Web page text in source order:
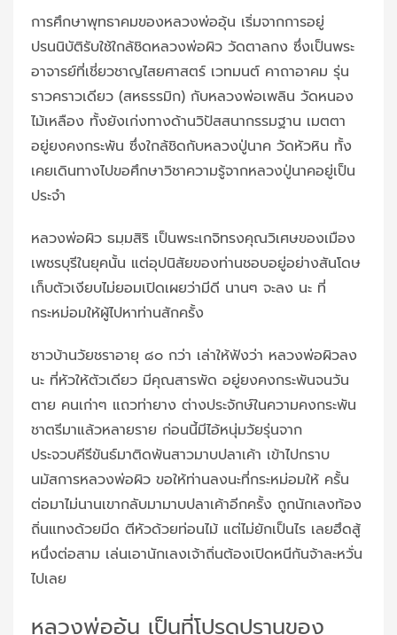
การศึกษาพุทธาคมของหลวงพ่ออุ้น เริ่มจากการอยู่
ปรนนิบัติรับใช้ใกล้ชิดหลวงพ่อผิว วัดตาลกง ซึ่งเป็นพระ
อาจารย์ที่เชี่ยวชาญไสยศาสตร์ เวทมนต์ คาถาอาคม รุ่น
ราวคราวเดียว (สหธรรมิก) กับหลวงพ่อเพลิน วัดหนอง
ไม้เหลือง ทั้งยังเก่งทางด้านวิปัสสนากรรมฐาน เมตตา
อยู่ยงคงกระพัน ซึ่งใกล้ชิดกับหลวงปู่นาค วัดหัวหิน ทั้ง
เคยเดินทางไปขอศึกษาวิชาความรู้จากหลวงปู่นาคอยู่เป็น
ประจำ
หลวงพ่อผิว ธมฺมสิริ เป็นพระเกจิทรงคุณวิเศษของเมือง
เพชรบุรีในยุคนั้น แต่อุปนิสัยของท่านชอบอยู่อย่างสันโดษ
เก็บตัวเงียบไม่ยอมเปิดเผยว่ามีดี นานๆ จะลง นะ ที่
กระหม่อมให้ผู้ไปหาท่านสักครั้ง
ชาวบ้านวัยชราอายุ ๘๐ กว่า เล่าให้ฟังว่า หลวงพ่อผิวลง
นะ ที่หัวให้ตัวเดียว มีคุณสารพัด อยู่ยงคงกระพันจนวัน
ตาย คนเก่าๆ แถวท่ายาง ต่างประจักษ์ในความคงกระพัน
ชาตรีมาแล้วหลายราย ก่อนนี้มีไอ้หนุ่มวัยรุ่นจาก
ประจวบคีรีขันธ์มาติดพันสาวมาบปลาเค้า เข้าไปกราบ
นมัสการหลวงพ่อผิว ขอให้ท่านลงนะที่กระหม่อมให้ ครั้น
ต่อมาไม่นานเขากลับมามาบปลาเค้าอีกครั้ง ถูกนักเลงท้อง
ถิ่นแทงด้วยมีด ตีหัวด้วยท่อนไม้ แต่ไม่ยักเป็นไร เลยฮึดสู้
หนึ่งต่อสาม เล่นเอานักเลงเจ้าถิ่นต้องเปิดหนีกันจ้าละหวั่น
ไปเลย
หลวงพ่ออุ้น เป็นที่โปรดปรานของ